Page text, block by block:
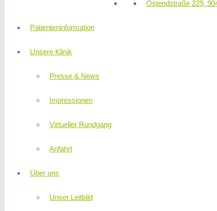
Ostendstraße 229,
Patienteninformation
Unsere Klinik
Presse & News
Impressionen
Virtueller Rundgang
Anfahrt
Über uns
Unser Leitbild